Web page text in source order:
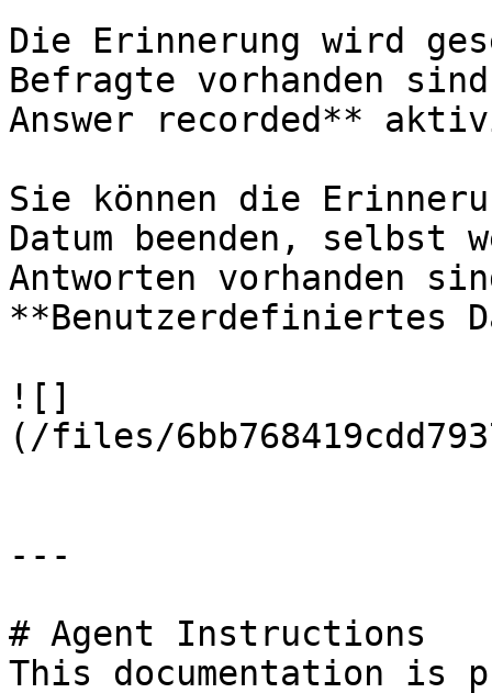
Die Erinnerung wird
Befragte vorhanden
Answer recorded**
Sie können die
Datum beenden, selbst
Antworten vorhanden
**Benutzerdefiniertes
![]
(/files/
---
# Agent Instructions
This documentation is